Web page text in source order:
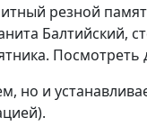
резной
Балтийский,
Посмотреть
но и